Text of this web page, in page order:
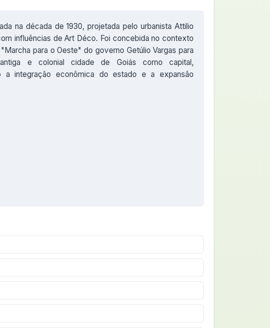
na década de 1930, projetada pelo urbanista Attilio
influências de Art Déco. Foi concebida no contexto
para o Oeste" do governo Getúlio Vargas para
e colonial cidade de Goiás como capital,
a integração econômica do estado e a expansão